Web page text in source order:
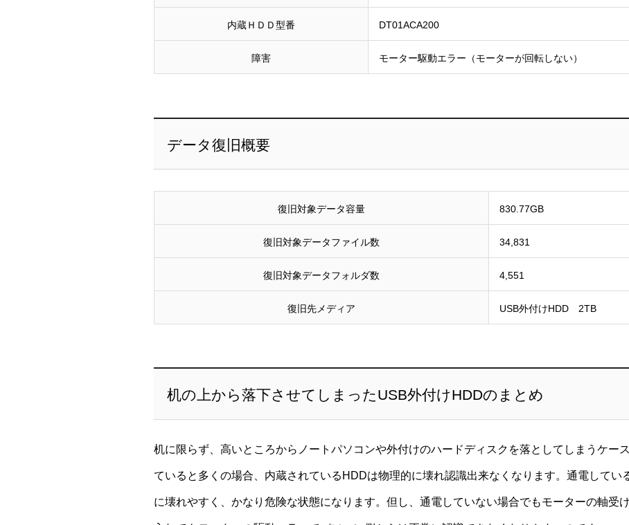
内蔵ＨＤＤ型番 DT01ACA200
障害 モーター駆動エラー（モーターが回転しない）
データ復旧概要
復旧対象データ容量 830.77GB
復旧対象データファイル数 34,831
復旧対象データフォルダ数 4,551
復旧先メディア USB外付けHDD 2TB
机の上から落下させてしまったUSB外付けHDDのまとめ
机に限らず、高いところからノートパソコンや外付けのハードディスクを落としてしまうケー
ていると多くの場合、内蔵されているHDDは物理的に壊れ認識出来なくなります。通電してい
に壊れやすく、かなり危険な状態になります。但し、通電していない場合でもモーターの軸受